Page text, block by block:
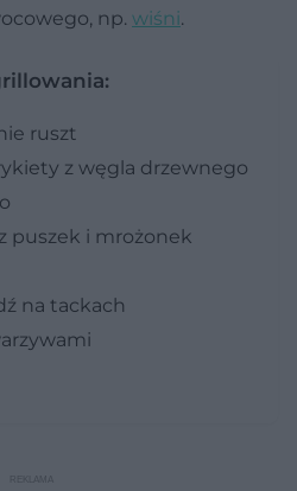
np. wiśni.
ruszt
z węgla drzewnego
puszek i mrożonek
na tackach